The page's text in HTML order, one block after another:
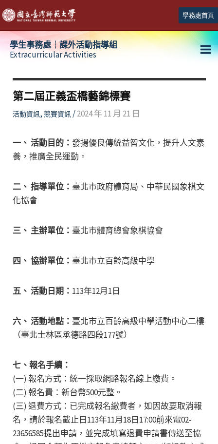
跳
至
主
學務處首頁
學生事務處┆課外活動指導組
Extracurricular Activities
第二屆正義盃橋藝錦標賽
活動資訊, 競賽資訊/2024 年 11 月 21 日
一、 活動目的： 發揚優良傳統益智文化，提升人文素
養，推廣全民運動。
二、 指導單位： 臺北市政府體育局、中華民國象棋文
化協會
三、 主辦單位： 臺北市體育總會象棋協會
四、 協辦單位： 臺北市立百齡高級中學
五、 活動日期： 113年12月1日
六、 活動地點： 臺北市立百齡高級中學活動中心二樓
（臺北士林區承德路四段177號）
七、報名手續：
(一) 報名方式：統一採取網路報名線上繳費。
(二) 報名費：新台幣500元整。
(三) 退費方式：已完成報名繳費者，如因故要取消報
名，請於報名截止日113年11月18日17:00前來電02-
23656585提出申請，並完成填寫退費申請書傳送至協